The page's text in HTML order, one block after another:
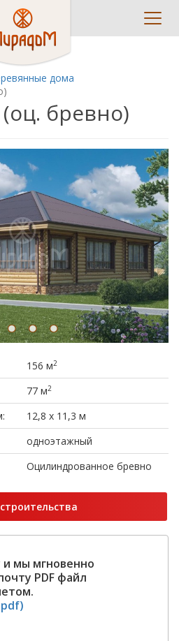
дома
бревно)
156 м2
77 м2
12,8 х 11,3 м
одноэтажный
Оцилиндрованное бревно
мы мгновенно
PDF файл